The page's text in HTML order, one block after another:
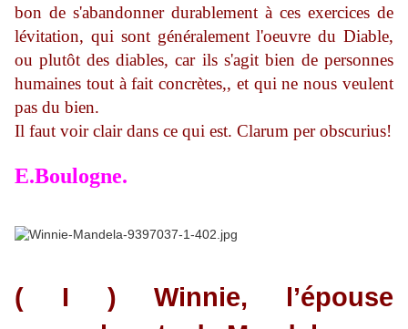
bon de s'abandonner durablement à ces exercices de
lévitation, qui sont généralement l'oeuvre du Diable,
ou plutôt des diables, car ils s'agit bien de personnes
humaines tout à fait concrètes,, et qui ne nous veulent
pas du bien.
Il faut voir clair dans ce qui est. Clarum per obscurius!
E.Boulogne.
( I ) Winnie, l’épouse